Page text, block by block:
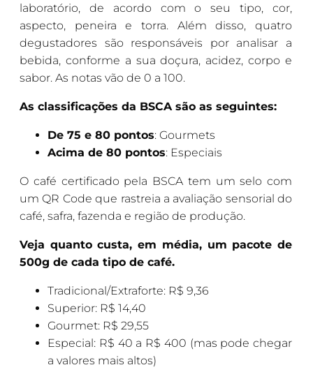
laboratório, de acordo com o seu tipo, cor,
aspecto, peneira e torra. Além disso, quatro
degustadores são responsáveis por analisar a
bebida, conforme a sua doçura, acidez, corpo e
sabor. As notas vão de 0 a 100.
As classificações da BSCA são as seguintes:
De 75 e 80 pontos: Gourmets
Acima de 80 pontos: Especiais
O café certificado pela BSCA tem um selo com
um QR Code que rastreia a avaliação sensorial do
café, safra, fazenda e região de produção.
Veja quanto custa, em média, um pacote de
500g de cada tipo de café.
Tradicional/Extraforte: R$ 9,36
Superior: R$ 14,40
Gourmet: R$ 29,55
Especial: R$ 40 a R$ 400 (mas pode chegar
a valores mais altos)